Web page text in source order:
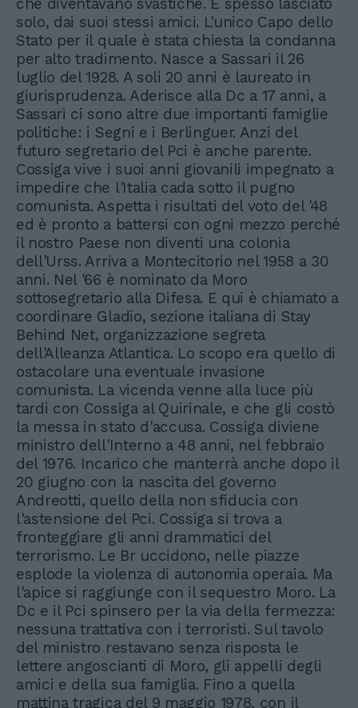
solo, dai suoi stessi amici. L'unico Capo dello
Stato per il quale è stata chiesta la condanna
per alto tradimento. Nasce a Sassari il 26
luglio del 1928. A soli 20 anni è laureato in
giurisprudenza. Aderisce alla Dc a 17 anni, a
Sassari ci sono altre due importanti famiglie
politiche: i Segni e i Berlinguer. Anzi del
futuro segretario del Pci è anche parente.
Cossiga vive i suoi anni giovanili impegnato a
impedire che l'Italia cada sotto il pugno
comunista. Aspetta i risultati del voto del '48
ed è pronto a battersi con ogni mezzo perché
il nostro Paese non diventi una colonia
dell'Urss. Arriva a Montecitorio nel 1958 a 30
anni. Nel '66 è nominato da Moro
sottosegretario alla Difesa. E qui è chiamato a
coordinare Gladio, sezione italiana di Stay
Behind Net, organizzazione segreta
dell'Alleanza Atlantica. Lo scopo era quello di
ostacolare una eventuale invasione
comunista. La vicenda venne alla luce più
tardi con Cossiga al Quirinale, e che gli costò
la messa in stato d'accusa. Cossiga diviene
ministro dell'Interno a 48 anni, nel febbraio
del 1976. Incarico che manterrà anche dopo il
20 giugno con la nascita del governo
Andreotti, quello della non sfiducia con
l'astensione del Pci. Cossiga si trova a
fronteggiare gli anni drammatici del
terrorismo. Le Br uccidono, nelle piazze
esplode la violenza di autonomia operaia. Ma
l'apice si raggiunge con il sequestro Moro. La
Dc e il Pci spinsero per la via della fermezza:
nessuna trattativa con i terroristi. Sul tavolo
del ministro restavano senza risposta le
lettere angoscianti di Moro, gli appelli degli
amici e della sua famiglia. Fino a quella
mattina tragica del 9 maggio 1978, con il